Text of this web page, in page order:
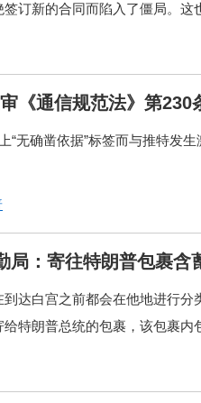
订新的合同而陷入了僵局。
《通信规范法》第230
“无确凿依据”标签而与推特发
局：寄往特朗普包裹含
达白宫之前都会在他地进行
特朗普总统的包裹，该包裹内